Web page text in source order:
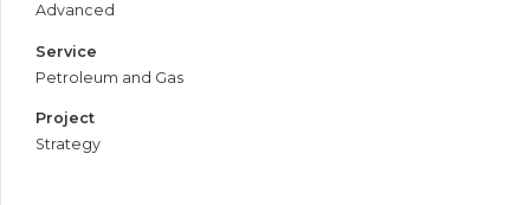
Advanced
Service
Petroleum and Gas
Project
Strategy